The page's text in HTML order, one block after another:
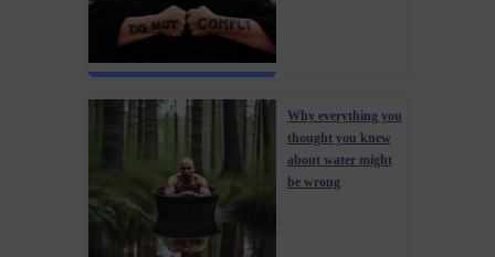
Why everything you
thought you knew
about water might
be wrong